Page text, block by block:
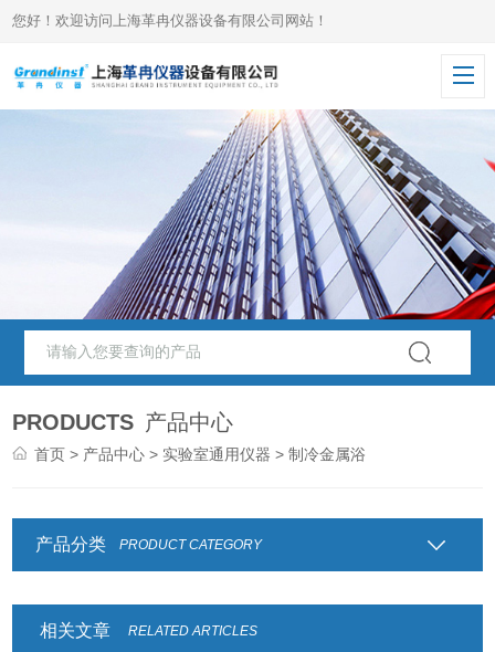
您好！欢迎访问上海革冉仪器设备有限公司网站！
PRODUCTS 产品中心
首页 > 产品中心 > 实验室通用仪器 > 制冷金属浴
产品分类 PRODUCT CATEGORY
相关文章 RELATED ARTICLES